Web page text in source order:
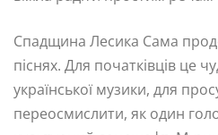
Спадщина Лесика Сама
піснях. Для початківців це
української музики, для
переосмислити, як один